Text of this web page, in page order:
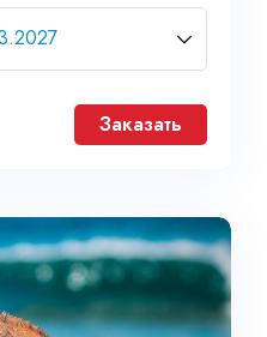
Заказать